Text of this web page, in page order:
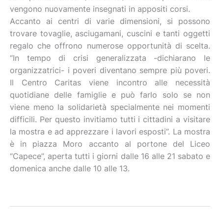
vengono nuovamente insegnati in appositi corsi.
Accanto ai centri di varie dimensioni, si possono
trovare tovaglie, asciugamani, cuscini e tanti oggetti
regalo che offrono numerose opportunità di scelta.
“In tempo di crisi generalizzata -dichiarano le
organizzatrici- i poveri diventano sempre più poveri.
Il Centro Caritas viene incontro alle necessità
quotidiane delle famiglie e può farlo solo se non
viene meno la solidarietà specialmente nei momenti
difficili. Per questo invitiamo tutti i cittadini a visitare
la mostra e ad apprezzare i lavori esposti”. La mostra
è in piazza Moro accanto al portone del Liceo
“Capece”, aperta tutti i giorni dalle 16 alle 21 sabato e
domenica anche dalle 10 alle 13.